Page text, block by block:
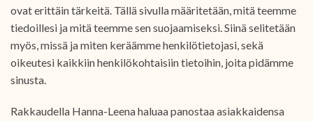
ovat erittäin tärkeitä. Tällä sivulla määritetään, mitä teemme
tiedoillesi ja mitä teemme sen suojaamiseksi. Siinä selitetään
myös, missä ja miten keräämme henkilötietojasi, sekä
oikeutesi kaikkiin henkilökohtaisiin tietoihin, joita pidämme
sinusta.
Rakkaudella Hanna-Leena haluaa panostaa asiakkaidensa